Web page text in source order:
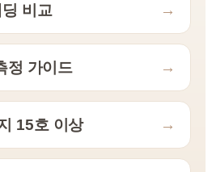
비교 →
정 가이드 →
15호 이상 →